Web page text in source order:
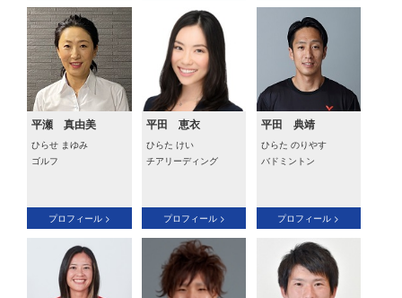
平瀬 真由美
ひらせ まゆみ
ゴルフ
プロフィール >
平田 恵衣
ひらた けい
チアリーディング
プロフィール >
平田 典靖
ひらた のりやす
バドミントン
プロフィール >